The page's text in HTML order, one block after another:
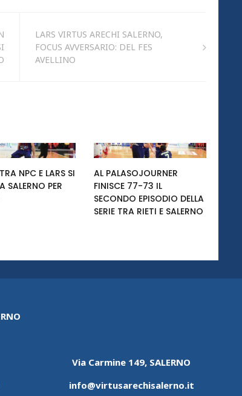
LARS VIRTUS ARECHI SALERNO,
FOCUS AVVERSARIO: DEL FES
AVELLINO
NPC E LARS SI
SALERNO PER
AL PALASOJOURNER
FINISCE 77-73 IL
SECONDO EPISODIO DELLA
SERIE TRA RIETI E SALERNO
Via Carmine 149, SALERNO
info@virtusarechisalerno.it